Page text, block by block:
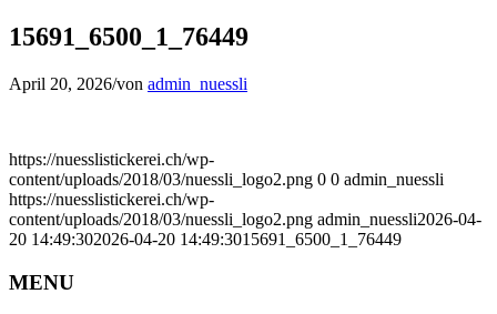
15691_6500_1_76449
April 20, 2026/von admin_nuessli
https://nuesslistickerei.ch/wp-
content/uploads/2018/03/nuessli_logo2.png 0 0 admin_nuessli
https://nuesslistickerei.ch/wp-
content/uploads/2018/03/nuessli_logo2.png admin_nuessli2026-04-
20 14:49:302026-04-20 14:49:3015691_6500_1_76449
MENU